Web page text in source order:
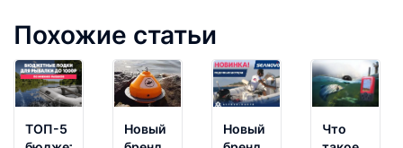
Похожие статьи
ТОП-5
Новый
Новый
Что